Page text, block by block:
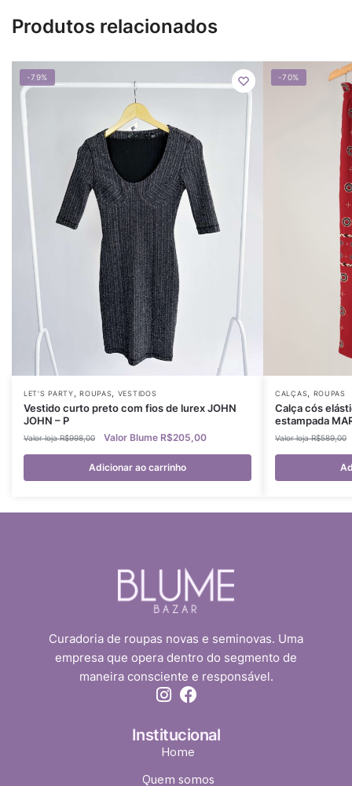
Produtos relacionados
-79%
LET'S PARTY,ROUPAS, VESTIDOS
Vestido curto preto com fios de lurex JOHN
JOHN – P
R$998,00 R$205,00
Adicionar ao carrinho
-70%
CALÇAS, ROUPAS
Calça cós
estampada
R$589,00
Curadoria de roupas novas e seminovas. Uma
empresa que opera dentro do segmento de
maneira consciente e responsável.
Institucional
Home
Quem somos